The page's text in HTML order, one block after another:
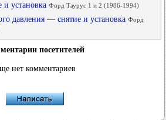
и установка Форд Таурус 1 и 2 (1986-1994)
давления — снятие и установка Форд
посетителей
нет комментариев